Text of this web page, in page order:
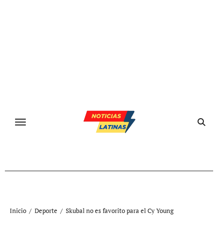
Inicio Deporte Skubal no es favorito para el Cy Young